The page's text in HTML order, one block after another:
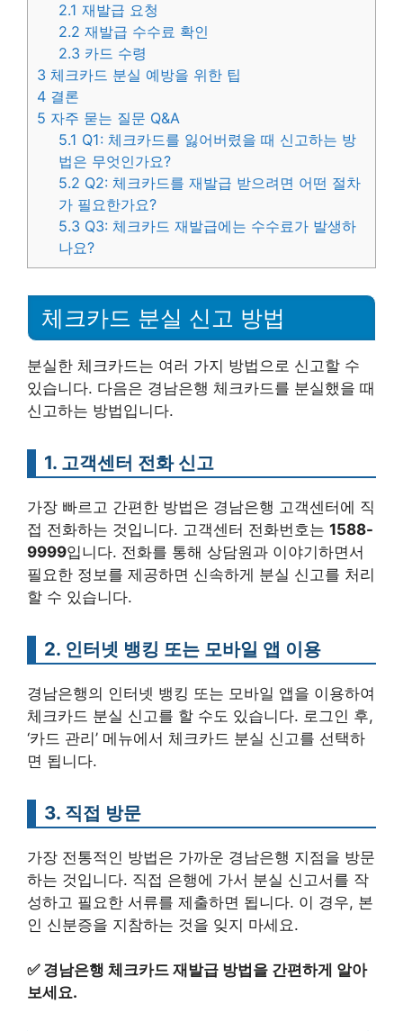
2.1 재발급 요청
2.2 재발급 수수료 확인
2.3 카드 수령
3 체크카드 분실 예방을 위한 팁
4 결론
5 자주 묻는 질문 Q&A
5.1 Q1: 체크카드를 잃어버렸을 때 신고하는 방
법은 무엇인가요?
5.2 Q2: 체크카드를 재발급 받으려면 어떤 절차
가 필요한가요?
5.3 Q3: 체크카드 재발급에는 수수료가 발생하
나요?
체크카드 분실 신고 방법
분실한 체크카드는 여러 가지 방법으로 신고할 수
있습니다. 다음은 경남은행 체크카드를 분실했을 때
신고하는 방법입니다.
1. 고객센터 전화 신고
가장 빠르고 간편한 방법은 경남은행 고객센터에 직
접 전화하는 것입니다. 고객센터 전화번호는 1588-
9999입니다. 전화를 통해 상담원과 이야기하면서
필요한 정보를 제공하면 신속하게 분실 신고를 처리
할 수 있습니다.
2. 인터넷 뱅킹 또는 모바일 앱 이용
경남은행의 인터넷 뱅킹 또는 모바일 앱을 이용하여
체크카드 분실 신고를 할 수도 있습니다. 로그인 후,
‘카드 관리’ 메뉴에서 체크카드 분실 신고를 선택하
면 됩니다.
3. 직접 방문
가장 전통적인 방법은 가까운 경남은행 지점을 방문
하는 것입니다. 직접 은행에 가서 분실 신고서를 작
성하고 필요한 서류를 제출하면 됩니다. 이 경우, 본
인 신분증을 지참하는 것을 잊지 마세요.
✅ 경남은행 체크카드 재발급 방법을 간편하게 알아
보세요.